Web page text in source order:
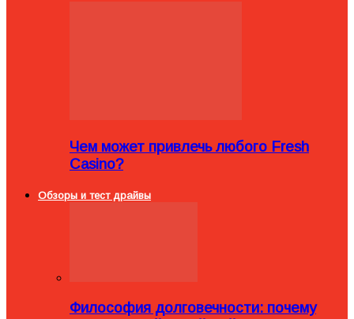
Чем может привлечь любого Fresh
Casino?
Обзоры и тест драйвы
Философия долговечности: почему